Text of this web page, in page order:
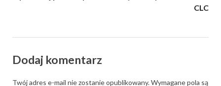
CLC
Dodaj komentarz
Twój adres e-mail nie zostanie opublikowany.Wymagane pola są